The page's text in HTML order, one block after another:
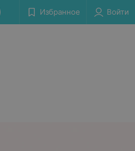
Избранное Войти